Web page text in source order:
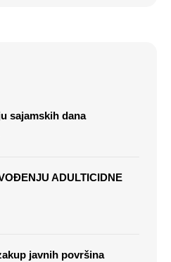
sajamskih dana
ADULTICIDNE
javnih površina